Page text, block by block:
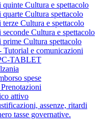
quinte Cultura e spettacolo
quarte Cultura spettacolo
terze Cultura e spettacolo
seconde Cultura e spettacolo
prime Cultura spettacolo
e comunicazioni
TABLET
spese
attivo
assenze, ritardi
tasse governative.